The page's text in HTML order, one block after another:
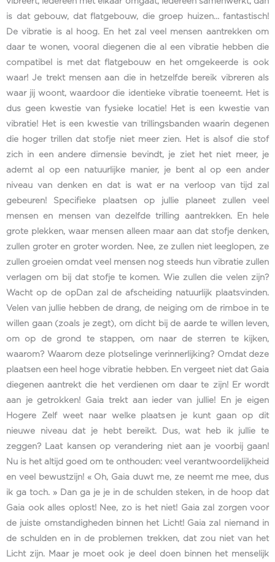
is dat gebouw, dat flatgebouw, die groep huizen… fantastisch!
De vibratie is al hoog. En het zal veel mensen aantrekken om
daar te wonen, vooral diegenen die al een vibratie hebben die
compatibel is met dat flatgebouw en het omgekeerde is ook
waar! Je trekt mensen aan die in hetzelfde bereik vibreren als
waar jij woont, waardoor die identieke vibratie toeneemt. Het is
dus geen kwestie van fysieke locatie! Het is een kwestie van
vibratie! Het is een kwestie van trillingsbanden waarin degenen
die hoger trillen dat stofje niet meer zien. Het is alsof die stof
zich in een andere dimensie bevindt, je ziet het niet meer, je
ademt al op een natuurlijke manier, je bent al op een ander
niveau van denken en dat is wat er na verloop van tijd zal
gebeuren! Specifieke plaatsen op jullie planeet zullen veel
mensen en mensen van dezelfde trilling aantrekken. En hele
grote plekken, waar mensen alleen maar aan dat stofje denken,
zullen groter en groter worden. Nee, ze zullen niet leeglopen, ze
zullen groeien omdat veel mensen nog steeds hun vibratie zullen
verlagen om bij dat stofje te komen. Wie zullen die velen zijn?
Wacht op de opDan zal de afscheiding natuurlijk plaatsvinden.
Velen van jullie hebben de drang, de neiging om de rimboe in te
willen gaan (zoals je zegt), om dicht bij de aarde te willen leven,
om op de grond te stappen, om naar de sterren te kijken,
waarom? Waarom deze plotselinge verinnerlijking? Omdat deze
plaatsen een heel hoge vibratie hebben. En vergeet niet dat Gaia
diegenen aantrekt die het verdienen om daar te zijn! Er wordt
aan je getrokken! Gaia trekt aan ieder van jullie! En je eigen
Hogere Zelf weet naar welke plaatsen je kunt gaan op dit
nieuwe niveau dat je hebt bereikt. Dus, wat heb ik jullie te
zeggen? Laat kansen op verandering niet aan je voorbij gaan!
Nu is het altijd goed om te onthouden: veel verantwoordelijkheid
en veel bewustzijn! « Oh, Gaia duwt me, ze neemt me mee, dus
ik ga toch. » Dan ga je je in de schulden steken, in de hoop dat
Gaia ook alles oplost! Nee, zo is het niet! Gaia zal zorgen voor
de juiste omstandigheden binnen het Licht! Gaia zal niemand in
de schulden en in de problemen trekken, dat zou niet van het
Licht zijn. Maar je moet ook je deel doen binnen het menselijk